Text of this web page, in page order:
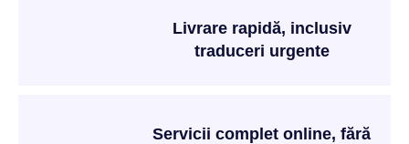
Livrare rapidă, inclusiv
traduceri urgente
Servicii complet online, fără